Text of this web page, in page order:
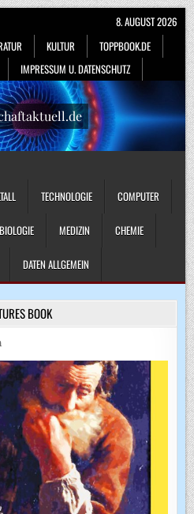
KULTUR
TOPPBOOK.DE
IMPRESSUM U. DATENSCHUTZ
8. AUGUST 2026
TECHNOLOGIE COMPUTER
BIOLOGIE MEDIZIN CHEMIE
DATEN ALLGEMEIN
BOOK